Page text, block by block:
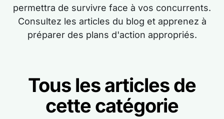
permettra de survivre face à vos concurrents.
Consultez les articles du blog et apprenez à
préparer des plans d'action appropriés.
Tous les articles de
cette catégorie